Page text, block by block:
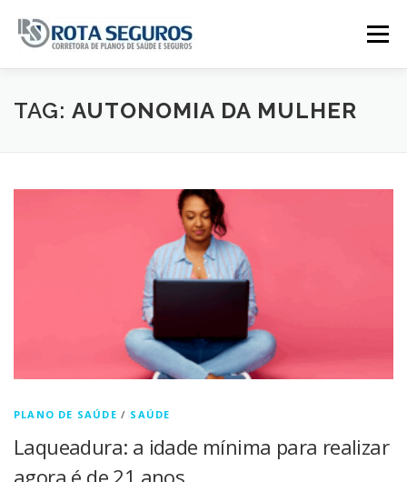
Menu
Página Principal Planos
TAG: AUTONOMIA DA MULHER
PLANO DE SAÚDE / SAÚDE
Laqueadura: a idade mínima para realizar
agora é de 21 anos